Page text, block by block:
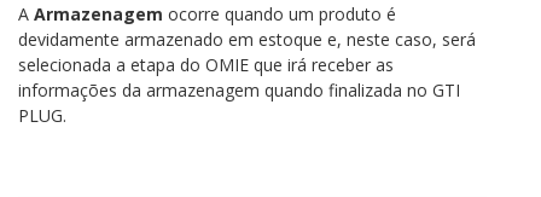
A Armazenagem ocorre quando um produto é
devidamente armazenado em estoque e, neste caso, será
selecionada a etapa do OMIE que irá receber as
informações da armazenagem quando finalizada no GTI
PLUG.